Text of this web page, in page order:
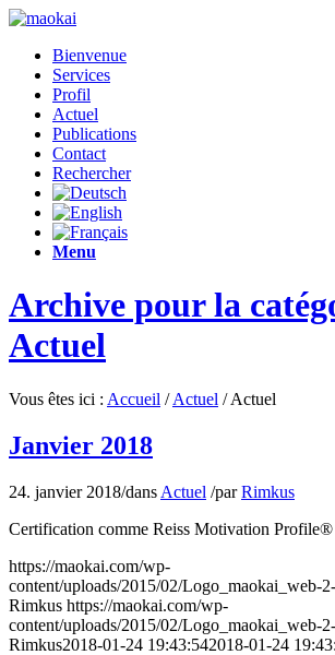
Bienvenue
Services
Profil
Actuel
Publications
Contact
Rechercher
Menu
Archive pour la
Actuel
Vous êtes ici : Accueil / Actuel / Actuel
Janvier 2018
24. janvier 2018/dans Actuel /parRimkus
Certification comme Reiss Motivation Profile®
https://maokai.com/wp-
content/uploads/2015/02/Logo_maokai_web-
Rimkus https://maokai.com/wp-
content/uploads/2015/02/Logo_maokai_web-
Rimkus2018-01-24 19:43:542018-01-24